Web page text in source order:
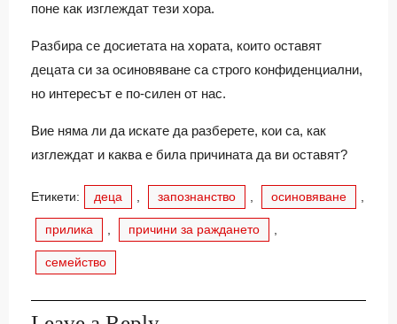
поне как изглеждат тези хора.
Разбира се досиетата на хората, които оставят
децата си за осиновяване са строго конфиденциални,
но интересът е по-силен от нас.
Вие няма ли да искате да разберете, кои са, как
изглеждат и каква е била причината да ви оставят?
Етикети: деца запознанство осиновяване
прилика причини за раждането
семейство